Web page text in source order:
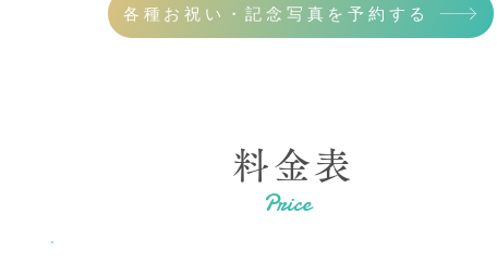
各種お祝い・記念写真を予約する
料金表
Price